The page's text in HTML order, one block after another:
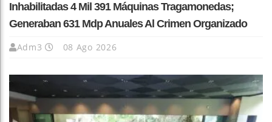
Inhabilitadas 4 Mil 391 Máquinas Tragamonedas;
Generaban 631 Mdp Anuales Al Crimen Organizado
Adm3 08 Ago 2026